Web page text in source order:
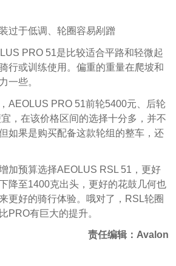
过于低调、轮圈容易剐蹭
PRO 51是比较适合平路和轻微起
行或训练使用。偏重的重量在爬坡和
一些。
AEOLUS PRO 51前轮5400元、后轮
，在该价格区间的选择十分多，并不
如果是购买配备这款轮组的整车，还
加预算选择AEOLUS RSL 51，更好
降至1400克出头，更好的花鼓几何也
更好的骑行体验。哦对了，RSL轮圈
PRO有巨大的提升。
责任编辑：Avalon